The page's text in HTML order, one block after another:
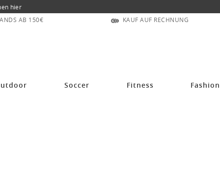
hier
AB 150€
KAUF AUF RECHNUNG
Soccer Fitness Fashion